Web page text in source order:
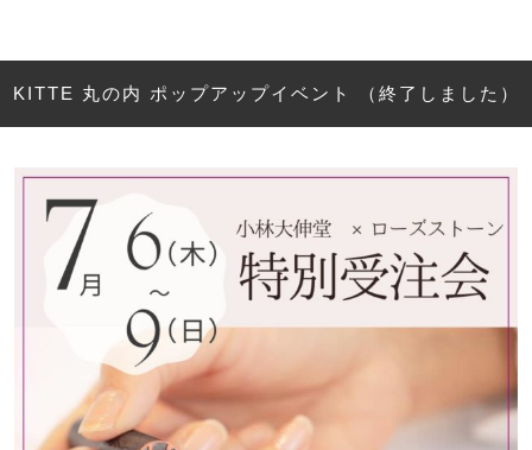
KITTE 丸の内 ポップアップイベント （終了しました）